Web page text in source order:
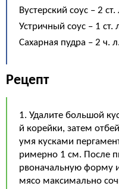
Вустерский соус – 2 ст.
Устричный соус – 1 ст.
Сахарная пудра – 2 ч. л.
Рецепт
1. Удалите большой
й корейки, затем
умя кусками
римерно 1 см. После
рвоначальную форму
мясо максимально